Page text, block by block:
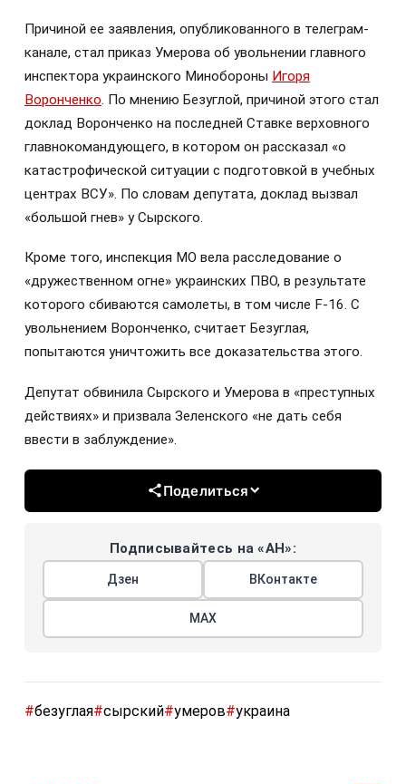
Причиной ее заявления, опубликованного в телеграм-
канале, стал приказ Умерова об увольнении главного
инспектора украинского Минобороны Игоря
Воронченко. По мнению Безуглой, причиной этого стал
доклад Воронченко на последней Ставке верховного
главнокомандующего, в котором он рассказал «о
катастрофической ситуации с подготовкой в ​​учебных
центрах ВСУ». По словам депутата, доклад вызвал
«большой гнев» у Сырского.
Кроме того, инспекция МО вела расследование о
«дружественном огне» украинских ПВО, в результате
которого сбиваются самолеты, в том числе F-16. С
увольнением Воронченко, считает Безуглая,
попытаются уничтожить все доказательства этого.
Депутат обвинила Сырского и Умерова в «преступных
действиях» и призвала Зеленского «не дать себя
ввести в заблуждение».
Поделиться
Подписывайтесь на «АН»:
Дзен ВКонтакте
МАХ
#безуглая#сырский#умеров#украина